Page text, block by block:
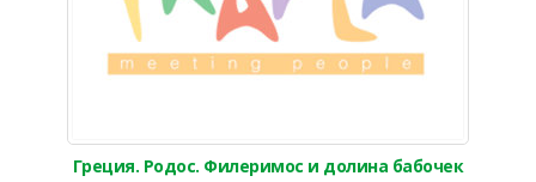
Греция. Родос. Филеримос и долина бабочек